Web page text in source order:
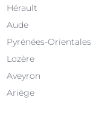
Hérault
Aude
Pyrénées-Orientales
Lozère
Aveyron
Ariège